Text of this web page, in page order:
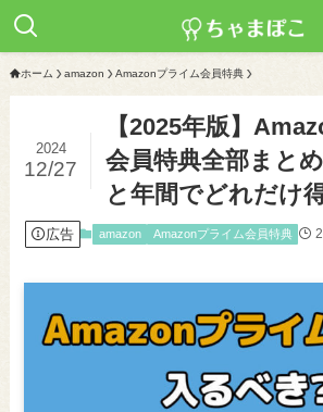
ホーム amazon Amazonプライム会員特典
【2025年版】
会員特典全部まと
と年間でどれだけ
2024
12/27
広告 amazon Amazonプライム会員特典